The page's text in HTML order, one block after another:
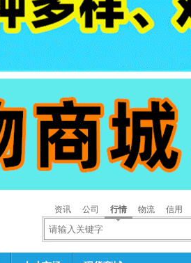
资讯 公司 行情 物流 信用